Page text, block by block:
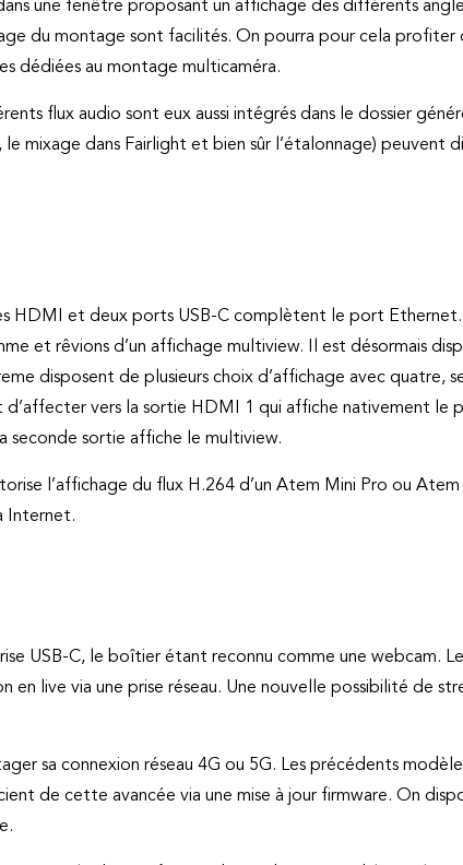
une fenêtre proposant un affichage des différents
du montage sont facilités. On pourra pour cela profiter
dédiées au montage multicaméra.
flux audio sont eux aussi intégrés dans le dossier
mixage dans Fairlight et bien sûr l’étalonnage) peuvent
HDMI et deux ports USB-C complètent le port Ethernet.
et rêvions d’un affichage multiview. Il est désormais
disposent de plusieurs choix d’affichage avec quatre,
vers la sortie HDMI 1 qui affiche nativement le
seconde sortie affiche le multiview.
l’affichage du flux H.264 d’un Atem Mini Pro ou Atem
Internet.
USB-C, le boîtier étant reconnu comme une webcam.
live via une prise réseau. Une nouvelle possibilité de
sa connexion réseau 4G ou 5G. Les précédents
de cette avancée via une mise à jour firmware. On